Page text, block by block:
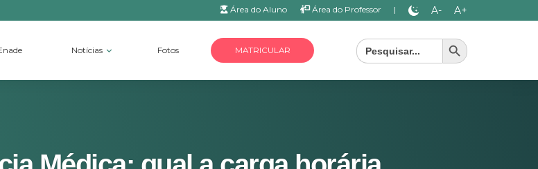
Área do Aluno Área do Professor | A- A+
Notícias Fotos MATRICULAR
Search
for:
Search Button